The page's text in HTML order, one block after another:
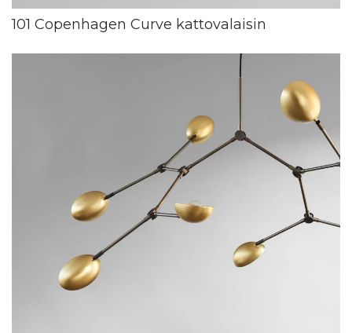
101 Copenhagen Curve kattovalaisin